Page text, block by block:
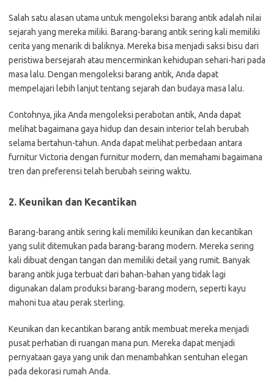
Salah satu alasan utama untuk mengoleksi barang antik adalah nilai
sejarah yang mereka miliki. Barang-barang antik sering kali memiliki
cerita yang menarik di baliknya. Mereka bisa menjadi saksi bisu dari
peristiwa bersejarah atau mencerminkan kehidupan sehari-hari pada
masa lalu. Dengan mengoleksi barang antik, Anda dapat
mempelajari lebih lanjut tentang sejarah dan budaya masa lalu.
Contohnya, jika Anda mengoleksi perabotan antik, Anda dapat
melihat bagaimana gaya hidup dan desain interior telah berubah
selama bertahun-tahun. Anda dapat melihat perbedaan antara
furnitur Victoria dengan furnitur modern, dan memahami bagaimana
tren dan preferensi telah berubah seiring waktu.
2. Keunikan dan Kecantikan
Barang-barang antik sering kali memiliki keunikan dan kecantikan
yang sulit ditemukan pada barang-barang modern. Mereka sering
kali dibuat dengan tangan dan memiliki detail yang rumit. Banyak
barang antik juga terbuat dari bahan-bahan yang tidak lagi
digunakan dalam produksi barang-barang modern, seperti kayu
mahoni tua atau perak sterling.
Keunikan dan kecantikan barang antik membuat mereka menjadi
pusat perhatian di ruangan mana pun. Mereka dapat menjadi
pernyataan gaya yang unik dan menambahkan sentuhan elegan
pada dekorasi rumah Anda.